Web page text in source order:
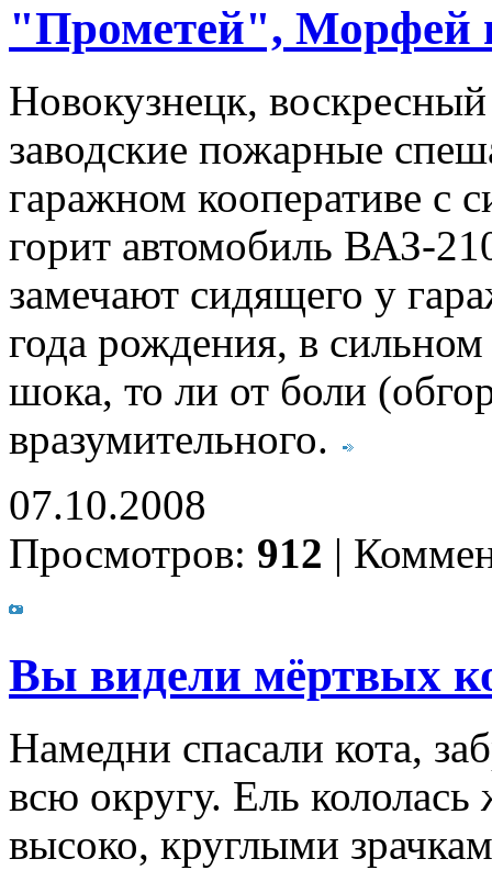
"Прометей", Морфей
Новокузнецк,
заводские пожарные
гаражном кооперативе с
горит автомобиль ВАЗ-
замечают сидящего у
года рождения, в
шока, то ли от боли
вразумительного.
07.10.2008
Просмотров: 912 |
Вы видели мёртвых
Намедни спасали кота,
всю округу. Ель
высоко, круглыми